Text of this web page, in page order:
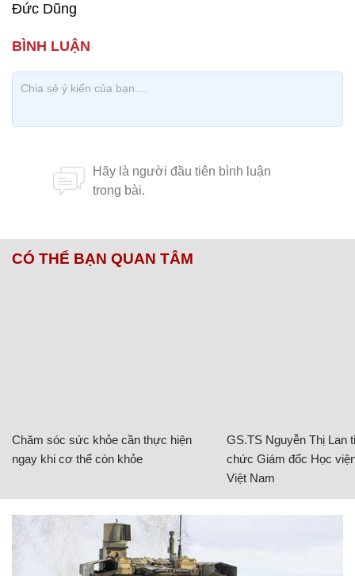
Đức Dũng
CÓ THỂ BẠN QUAN TÂM
Chăm sóc sức khỏe cần thực hiện
ngay khi cơ thể còn khỏe
GS.TS Nguyễn Thị Lan
chức Giám đốc Học
Việt Nam